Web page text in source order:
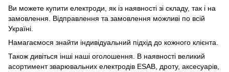
Ви можете купити електроди, як із наявності зі складу, так і на
замовлення. Відправлення та замовлення можливі по всій
Україні.
Намагаємося знайти індивідуальний підхід до кожного клієнта.
Також дивіться інші наші оголошення. В наявності великий
асортимент зварювальних електродів ESAB, дроту, аксесуарів,